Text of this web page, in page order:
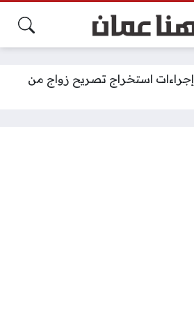
إجراءات استخراج تصريح زواج من